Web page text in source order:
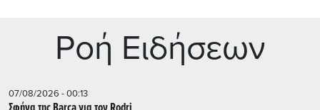
Ρoή Ειδήσεων
07/08/2026 - 00:13